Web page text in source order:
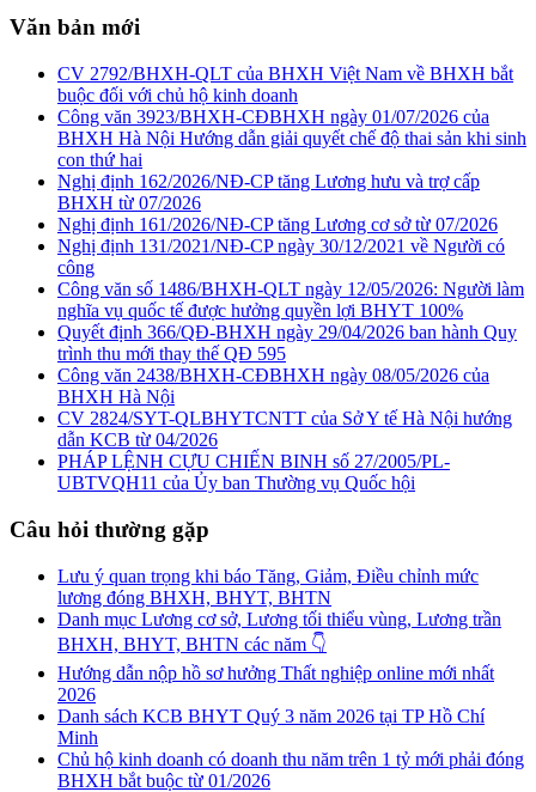
Văn bản mới
CV 2792/BHXH-QLT của BHXH Việt Nam về BHXH bắt
buộc đối với chủ hộ kinh doanh
Công văn 3923/BHXH-CĐBHXH ngày 01/07/2026 của
BHXH Hà Nội Hướng dẫn giải quyết chế độ thai sản khi sinh
con thứ hai
Nghị định 162/2026/NĐ-CP tăng Lương hưu và trợ cấp
BHXH từ 07/2026
Nghị định 161/2026/NĐ-CP tăng Lương cơ sở từ 07/2026
Nghị định 131/2021/NĐ-CP ngày 30/12/2021 về Người có
công
Công văn số 1486/BHXH-QLT ngày 12/05/2026: Người làm
nghĩa vụ quốc tế được hưởng quyền lợi BHYT 100%
Quyết định 366/QĐ-BHXH ngày 29/04/2026 ban hành Quy
trình thu mới thay thế QĐ 595
Công văn 2438/BHXH-CĐBHXH ngày 08/05/2026 của
BHXH Hà Nội
CV 2824/SYT-QLBHYTCNTT của Sở Y tế Hà Nội hướng
dẫn KCB từ 04/2026
PHÁP LỆNH CỰU CHIẾN BINH số 27/2005/PL-
UBTVQH11 của Ủy ban Thường vụ Quốc hội
Câu hỏi thường gặp
Lưu ý quan trọng khi báo Tăng, Giảm, Điều chỉnh mức
lương đóng BHXH, BHYT, BHTN
Danh mục Lương cơ sở, Lương tối thiểu vùng, Lương trần
BHXH, BHYT, BHTN các năm 👇
Hướng dẫn nộp hồ sơ hưởng Thất nghiệp online mới nhất
2026
Danh sách KCB BHYT Quý 3 năm 2026 tại TP Hồ Chí
Minh
Chủ hộ kinh doanh có doanh thu năm trên 1 tỷ mới phải đóng
BHXH bắt buộc từ 01/2026